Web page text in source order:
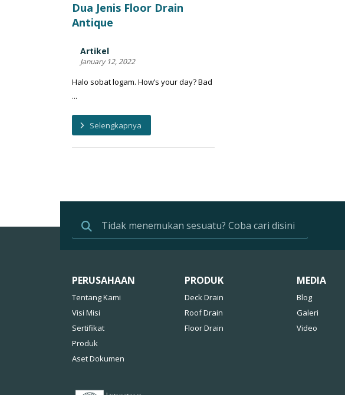
Dua Jenis Floor Drain
Antique
Artikel
January 12, 2022
Halo sobat logam. How’s your day? Bad
...
Selengkapnya
PERUSAHAAN
Tentang Kami
Visi Misi
Sertifikat
Produk
Aset Dokumen
PRODUK
Deck Drain
Roof Drain
Floor Drain
MEDIA
Blog
Galeri
Video